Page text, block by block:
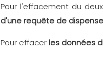
Pour l'effacement du
d'une requête de
Pour effacerles données